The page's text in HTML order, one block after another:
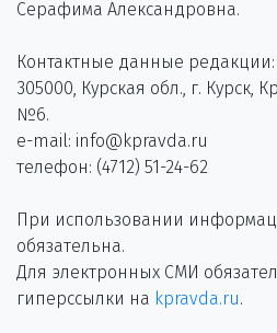
Серафима Александровна.
Контактные данные редакции:
305000, Курская обл., г. Курск,
№6.
e-mail: info@kpravda.ru
телефон: (4712) 51-24-62
При использовании
обязательна.
Для электронных СМИ
гиперссылки на kpravda.ru.